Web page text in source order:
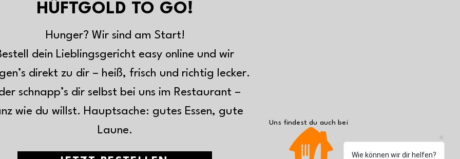
HÜFTGOLD TO GO!
Hunger? Wir sind am Start!
dein Lieblingsgericht easy online und wir
direkt zu dir – heiß, frisch und richtig lecker.
schnapp’s dir selbst bei uns im Restaurant –
wie du willst. Hauptsache: gutes Essen, gute
Laune.
Uns findest du auch bei
Wie können wir dir helfen?